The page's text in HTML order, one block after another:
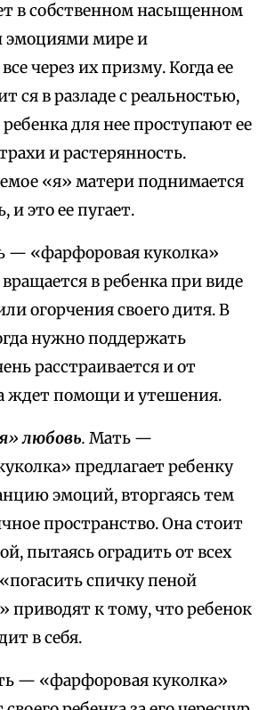
в собственном насыщенном
эмоциями мире и
через их призму. Когда ее
ся в разладе с реальностью,
для нее проступают ее
и растерянность.
«я» матери поднимается
и это ее пугает.
— «фарфоровая куколка»
в ребенка при виде
огорчения своего дитя. В
нужно поддержать
расстраивается и от
ждет помощи и утешения.
»любовь. Мать —
предлагает ребенку
эмоций, вторгаясь тем
пространство. Она стоит
пытаясь оградить от всех
спичку пеной
приводят к тому, что ребенок
в себя.
— «фарфоровая куколка»